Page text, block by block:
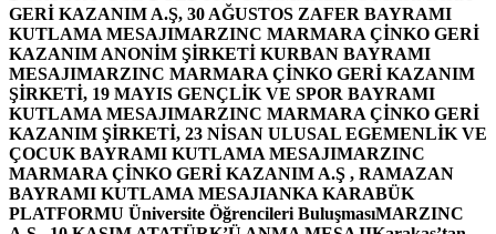
GERİ KAZANIM A.Ş, 30 AĞUSTOS ZAFER BAYRAMI
KUTLAMA MESAJIMARZINC MARMARA ÇİNKO GERİ
KAZANIM ANONİM ŞİRKETİ KURBAN BAYRAMI
MESAJIMARZINC MARMARA ÇİNKO GERİ KAZANIM
ŞİRKETİ, 19 MAYIS GENÇLİK VE SPOR BAYRAMI
KUTLAMA MESAJIMARZINC MARMARA ÇİNKO GERİ
KAZANIM ŞİRKETİ, 23 NİSAN ULUSAL EGEMENLİK VE
ÇOCUK BAYRAMI KUTLAMA MESAJIMARZINC
MARMARA ÇİNKO GERİ KAZANIM A.Ş , RAMAZAN
BAYRAMI KUTLAMA MESAJIANKA KARABÜK
PLATFORMU Üniversite Öğrencileri BuluşmasıMARZINC